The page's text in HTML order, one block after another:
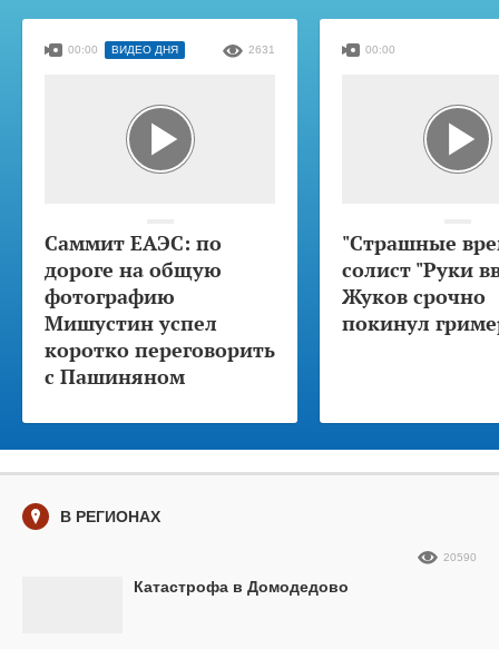
Саммит ЕАЭС: по
дороге на общую
фотографию
Мишустин успел
коротко переговорить
с Пашиняном
00:00 ВИДЕО ДНЯ 2631
"Страшные
солист "Руки
Жуков срочно
покинул
00:00
В РЕГИОНАХ
Катастрофа в Домодедово
20590